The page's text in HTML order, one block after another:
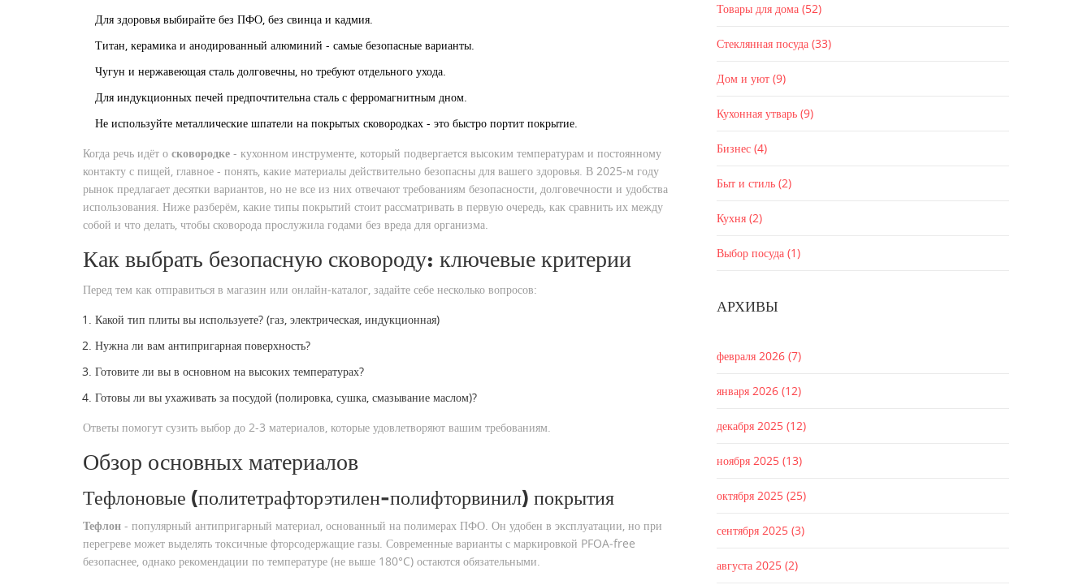
Для здоровья выбирайте без ПФО, без свинца и кадмия.
Титан, керамика и анодированный алюминий - самые безопасные варианты.
Чугун и нержавеющая сталь долговечны, но требуют отдельного ухода.
Для индукционных печей предпочтительна сталь с ферромагнитным дном.
Не используйте металлические шпатели на покрытых сковородках - это быстро портит покрытие.
Когда речь идёт о сковородке - кухонном инструменте, который подвергается высоким температурам и постоянному
контакту с пищей, главное - понять, какие материалы действительно безопасны для вашего здоровья. В 2025‑м году
рынок предлагает десятки вариантов, но не все из них отвечают требованиям безопасности, долговечности и удобства
использования. Ниже разберём, какие типы покрытий стоит рассматривать в первую очередь, как сравнить их между
собой и что делать, чтобы сковорода прослужила годами без вреда для организма.
Как выбрать безопасную сковороду: ключевые критерии
Перед тем как отправиться в магазин или онлайн‑каталог, задайте себе несколько вопросов:
Какой тип плиты вы используете? (газ, электрическая, индукционная)
Нужна ли вам антипригарная поверхность?
Готовите ли вы в основном на высоких температурах?
Готовы ли вы ухаживать за посудой (полировка, сушка, смазывание маслом)?
Ответы помогут сузить выбор до 2-3 материалов, которые удовлетворяют вашим требованиям.
Обзор основных материалов
Тефлоновые (политетрафторэтилен‑полифторвинил) покрытия
Тефлон - популярный антипригарный материал, основанный на полимерах ПФО. Он удобен в эксплуатации, но при
перегреве может выделять токсичные фторсодержащие газы. Современные варианты с маркировкой PFOA‑free
безопаснее, однако рекомендации по температуре (не выше 180°C) остаются обязательными.
Товары для дома (52)
Стеклянная посуда (33)
Дом и уют (9)
Кухонная утварь (9)
Бизнес (4)
Быт и стиль (2)
Кухня (2)
Выбор посуда (1)
АРХИВЫ
февраля 2026 (7)
января 2026 (12)
декабря 2025 (12)
ноября 2025 (13)
октября 2025 (25)
сентября 2025 (3)
августа 2025 (2)